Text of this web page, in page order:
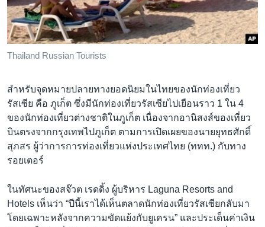
Thailand Russian Tourists
สำหรับจุดหมายปลายทางยอดนิยมในไทยของนักท่องเที่ยว
รัสเซีย คือ ภูเก็ต ซึ่งมีนักท่องเที่ยวรัสเซียไปเยือนราว 1 ใน 4
ของนักท่องเที่ยวต่างชาติในภูเก็ต เนื่องจากอานิสงส์ของเที่ยว
บินตรงจากกรุงเทพไปภูเก็ต ตามการเปิดเผยของนายยุทธศักดิ์
สุภสร ผู้ว่าการการท่องเที่ยวแห่งประเทศไทย (ททท.) กับทาง
รอยเตอร์
ในทัศนะของสจ๊วต เรดดิ้ง ผู้บริหาร Laguna Resorts and
Hotels เห็นว่า “ปีนี้เราได้เห็นตลาดนักท่องเที่ยวรัสเซียกลับมา
โดยเฉพาะหลังจากความขัดแย้งกับยูเครน” และประเด็นค่าเงิน